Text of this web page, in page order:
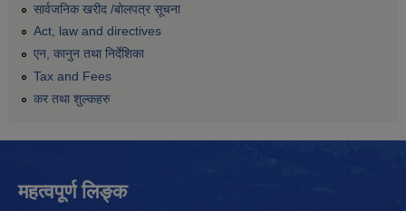
सार्वजनिक खरीद /बोलपत्र सूचना
Act, law and directives
एन, कानुन तथा निर्देशिका
Tax and Fees
कर तथा शुल्कहरु
महत्वपूर्ण लिङ्क